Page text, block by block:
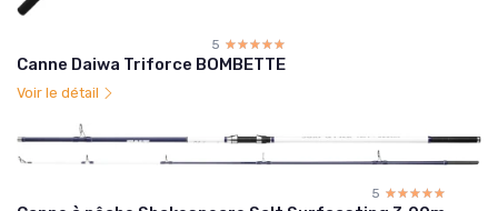
5 ☆☆☆☆☆
★★★★★
Canne Daiwa Triforce BOMBETTE
Voir le détail
5 ☆☆☆☆☆
★★★★★